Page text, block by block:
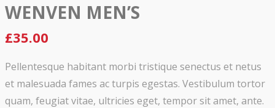
WENVEN MEN’S
£35.00
Pellentesque habitant morbi tristique senectus et netus
et malesuada fames ac turpis egestas. Vestibulum tortor
quam, feugiat vitae, ultricies eget, tempor sit amet, ante.